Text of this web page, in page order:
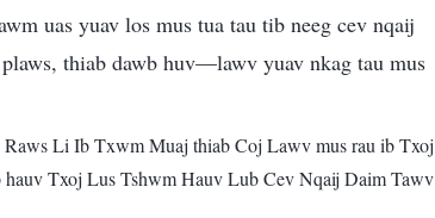
uas yuav los mus tua tau tib neeg cev nqaij
thiab dawb huv—lawv yuav nkag tau mus
Li Ib Txwm Muaj thiab Coj Lawv mus rau ib Txoj
Txoj Lus Tshwm Hauv Lub Cev Nqaij Daim Tawv